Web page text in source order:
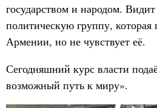
государством и народом.
политическую группу, которая
Армении, но не чувствует её.
Сегодняшний курс власти
возможный путь к миру».